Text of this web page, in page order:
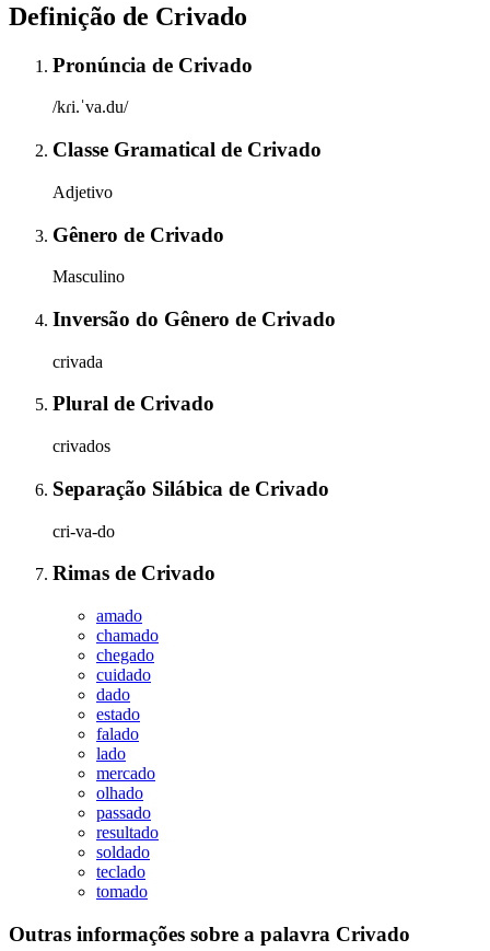
Definição de Crivado
Pronúncia de Crivado
/kɾi.ˈva.du/
Classe Gramatical de Crivado
Adjetivo
Gênero de Crivado
Masculino
Inversão do Gênero de Crivado
crivada
Plural de Crivado
crivados
Separação Silábica de Crivado
cri-va-do
Rimas de Crivado
amado
chamado
chegado
cuidado
dado
estado
falado
lado
mercado
olhado
passado
resultado
soldado
teclado
tomado
Outras informações sobre a palavra Crivado